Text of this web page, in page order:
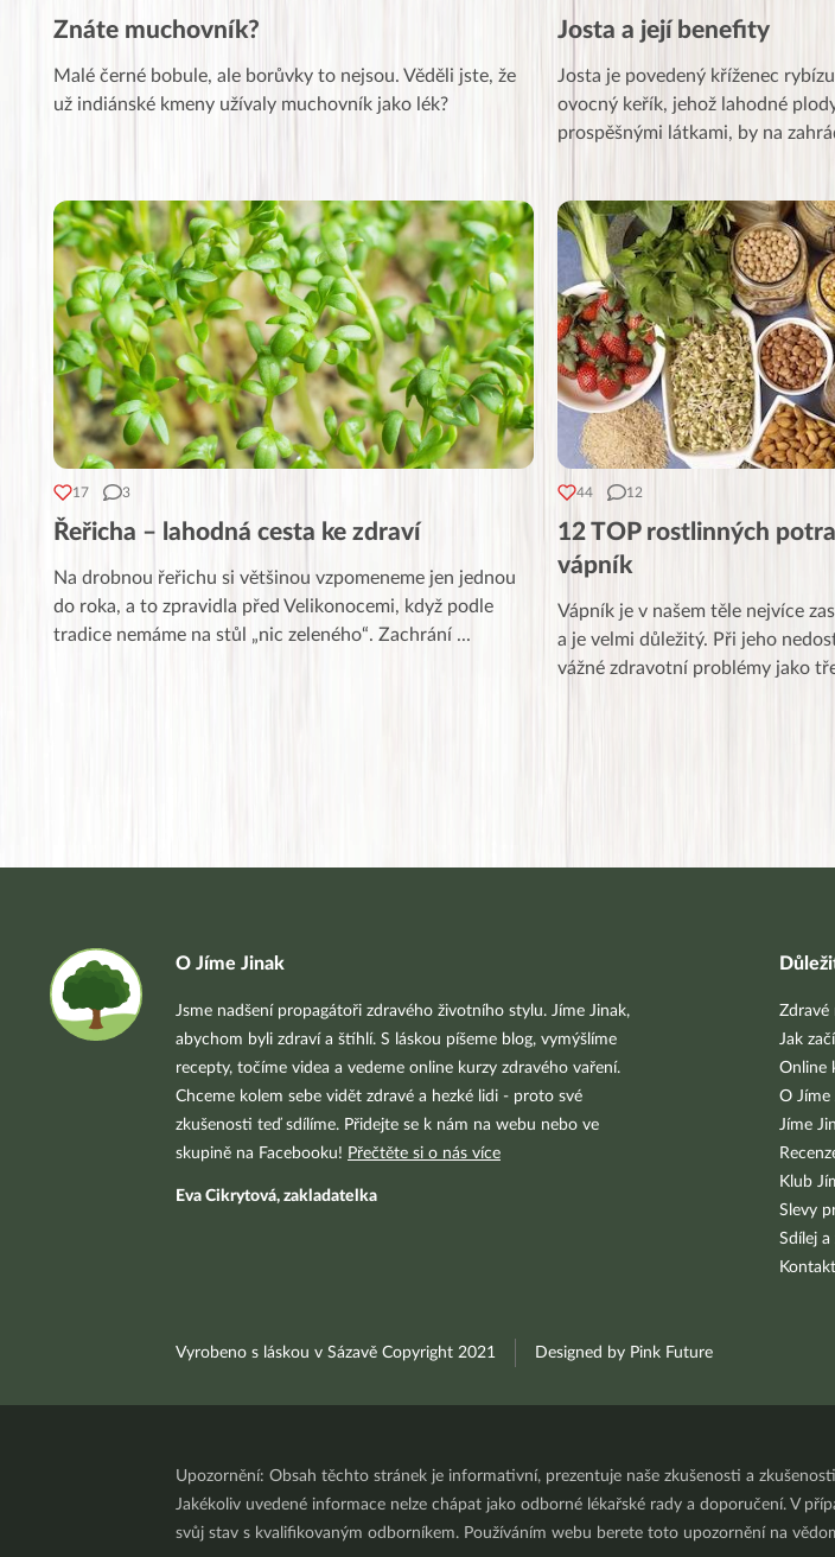
Znáte muchovník?
Malé černé bobule, ale borůvky to nejsou. Věděli jste, že
už indiánské kmeny užívaly muchovník jako lék?
Josta a její benefity
Josta je povedený kříženec
ovocný keřík, jehož lahodné
prospěšnými látkami, by na
17 3
Řeřicha – lahodná cesta ke zdraví
Na drobnou řeřichu si většinou vzpomeneme jen jednou
do roka, a to zpravidla před Velikonocemi, když podle
tradice nemáme na stůl „nic zeleného“. Zachrání ...
44 12
12 TOP rostlinných
vápník
Vápník je v našem těle nejvíce
a je velmi důležitý. Při jeho
vážné zdravotní problémy jako
O Jíme Jinak
Jsme nadšení propagátoři zdravého životního stylu. Jíme Jinak,
abychom byli zdraví a štíhlí. S láskou píšeme blog, vymýšlíme
recepty, točíme videa a vedeme online kurzy zdravého vaření.
Chceme kolem sebe vidět zdravé a hezké lidi - proto své
zkušenosti teď sdílíme. Přidejte se k nám na webu nebo ve
skupině na Facebooku! Přečtěte si o nás více
Eva Cikrytová, zakladatelka
Zdravé
Jak
Online
O Jíme
Jíme
Klub
Slevy
Sdílej a
Kontakt
Vyrobeno s láskou v Sázavě Copyright 2021 Designed by Pink Future
Upozornění: Obsah těchto stránek je informativní, prezentuje naše zkušenosti a
Jakékoliv uvedené informace nelze chápat jako odborné lékařské rady a doporučení. V
svůj stav s kvalifikovaným odborníkem. Používáním webu berete toto upozornění na